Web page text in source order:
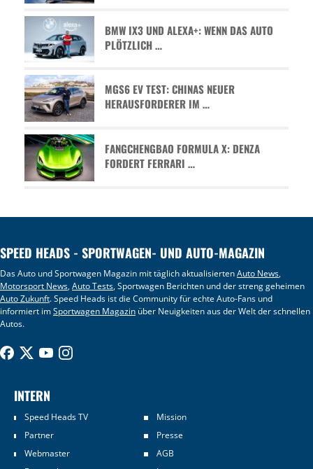
BMW IX3 UND ALEXA+: WENN DAS AUTO
PLÖTZLICH …
MGS6 EV TEST: CHINAS NEUER
HERAUSFORDERER IM …
FANGCHENGBAO FORMULA X: DENZA
FORDERT FERRARI …
SPEED HEADS - SPORTWAGEN- UND AUTO-MAGAZIN
Das Auto und Sportwagen Magazin mit täglich aktualisiertenAuto News,
Motorsport News,Auto Tests, Sportwagen Berichten und der streng geheimen
Auto Zukunft. Speed Heads ist die Community für echte Auto-Fans und
informiert imSportwagen Magazin über Neuigkeiten aus der Welt der schnellen
Autos.
INTERN
Speed Heads TV
Mission
Partner
Presse
Webmaster
AGB